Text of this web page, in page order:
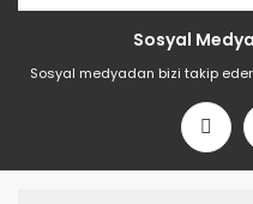
Sosyal
Sosyal medyadan bizi takip